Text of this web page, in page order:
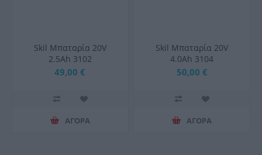
Skil Μπαταρία 20V
2.5Ah 3102
49,00 €
ΑΓΟΡΑ
Skil Μπαταρία 20V
4.0Ah 3104
50,00 €
ΑΓΟΡΑ